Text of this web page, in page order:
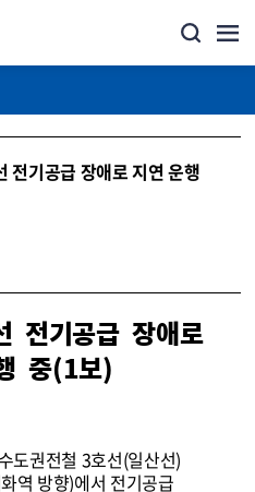
전기공급 장애로 지연 운행
전기공급 장애로
중(1보)
도권전철 3호선(일산선)
역 방향)에서 전기공급